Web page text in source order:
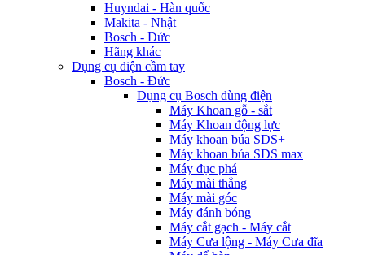
Huyndai - Hàn quốc
Makita - Nhật
Bosch - Đức
Hãng khác
Dụng cụ điện cầm tay
Bosch - Đức
Dụng cụ Bosch dùng điện
Máy Khoan gỗ - sắt
Máy Khoan động lực
Máy khoan búa SDS+
Máy khoan búa SDS max
Máy đục phá
Máy mài thẳng
Máy mài góc
Máy đánh bóng
Máy cắt gạch - Máy cắt
Máy Cưa lộng - Máy Cưa đĩa